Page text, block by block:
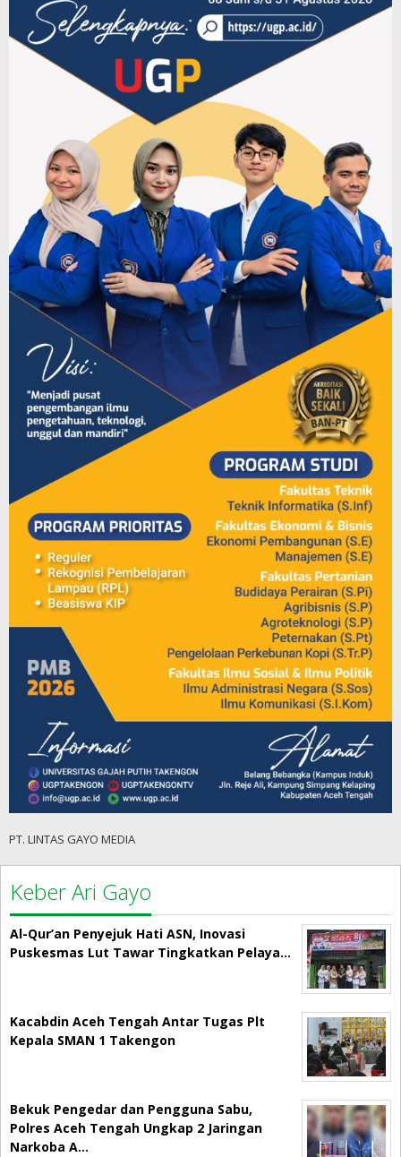
PT. LINTAS GAYO MEDIA
Keber Ari Gayo
Al-Qur’an Penyejuk Hati ASN, Inovasi
Puskesmas Lut Tawar Tingkatkan Pelaya…
Kacabdin Aceh Tengah Antar Tugas Plt
Kepala SMAN 1 Takengon
Bekuk Pengedar dan Pengguna Sabu,
Polres Aceh Tengah Ungkap 2 Jaringan
Narkoba A…